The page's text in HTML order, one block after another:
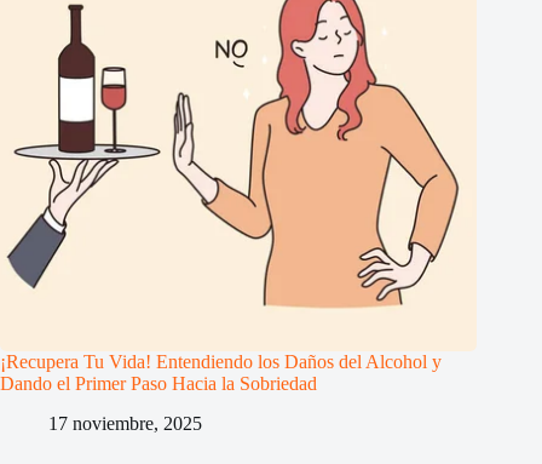
¡Recupera Tu Vida! Entendiendo los Daños del Alcohol y
Dando el Primer Paso Hacia la Sobriedad
17 noviembre, 2025